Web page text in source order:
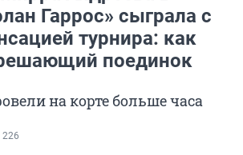
Гаррос» сыграла с
турнира: как
поединок
на корте больше часа
226